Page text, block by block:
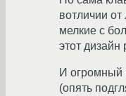
вотличии
мелкие с
этот дизайн
И огромный
(опять